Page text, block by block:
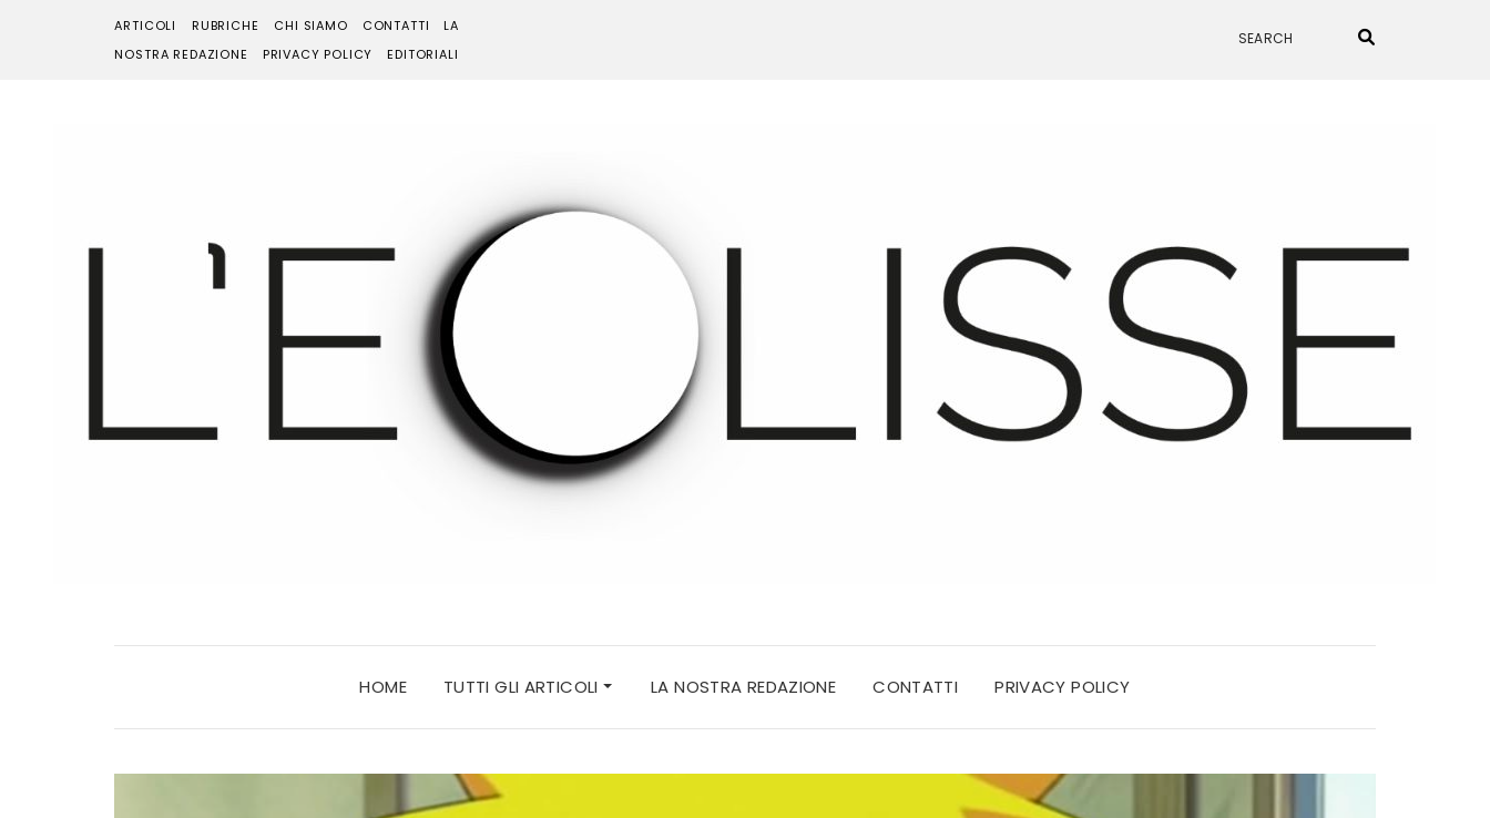
ARTICOLI RUBRICHE CHI SIAMO CONTATTI
LA
NOSTRA REDAZIONE
PRIVACY POLICY EDITORIALI
HOME TUTTI GLI ARTICOLI LA NOSTRA REDAZIONE CONTATTI PRIVACY POLICY